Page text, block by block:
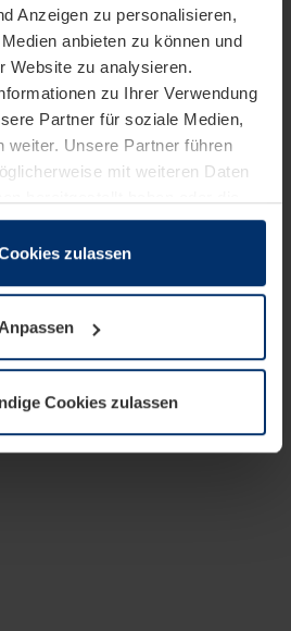
Anzeigen zu personalisieren,
anbieten zu können und
Website zu analysieren.
zu Ihrer Verwendung
Partner für soziale Medien,
weiter. Unsere Partner führen
mit weiteren Daten
der Dienste gesammelt
dieser Seite unbedingt
anderen Cookie-Typen benötigen
können Sie jederzeit
unserer Website ändern oder
zulassen
Anpassen
Cookies zulassen